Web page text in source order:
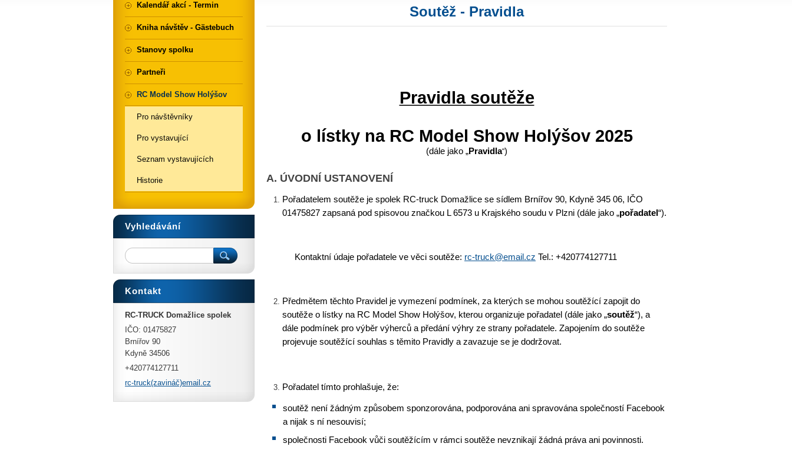
Soutěž - Pravidla
Pravidla soutěže
o lístky na RC Model Show Holýšov 2025
(dále jako „Pravidla“)
A. ÚVODNÍ USTANOVENÍ
Pořadatelem soutěže je spolek RC-truck Domažlice se sídlem Brnířov 90, Kdyně 345 06, IČO
01475827 zapsaná pod spisovou značkou L 6573 u Krajského soudu v Plzni (dále jako „pořadatel “).
Kontaktní údaje pořadatele ve věci soutěže: rc-truck@email.cz Tel.: +420774127711
Předmětem těchto Pravidel je vymezení podmínek, za kterých se mohou soutěžící zapojit do
soutěže o lístky na RC Model Show Holýšov, kterou organizuje pořadatel (dále jako „soutěž“), a
dále podmínek pro výběr výherců a předání výhry ze strany pořadatele. Zapojením do soutěže
projevuje soutěžící souhlas s těmito Pravidly a zavazuje se je dodržovat.
Pořadatel tímto prohlašuje, že:
soutěž není žádným způsobem sponzorována, podporována ani spravována společností Facebook
a nijak s ní nesouvisí;
společnosti Facebook vůči soutěžícím v rámci soutěže nevznikají žádná práva ani povinnosti.
Kalendář akcí - Termin
Kniha návštěv - Gästebuch
Stanovy spolku
Partneři
RC Model Show Holýšov
Pro návštěvníky
Pro vystavující
Seznam vystavujících
Historie
Vyhledávání
Kontakt
RC-TRUCK Domažlice spolek
IČO: 01475827
Brnířov 90
Kdyně 34506
+420774127711
rc-truck(zavináč)email.cz